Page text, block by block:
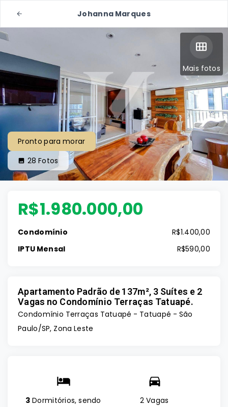
Johanna Marques
Mais fotos
Pronto para morar
28 Fotos
R$1.980.000,00
Condomínio
R$1.400,00
IPTU Mensal
R$590,00
Apartamento Padrão de 137m², 3 Suítes e 2
Vagas no Condomínio Terraças Tatuapé.
Condomínio Terraças Tatuapé - Tatuapé - São
Paulo/SP, Zona Leste
3 Dormitórios, sendo
2 Vagas